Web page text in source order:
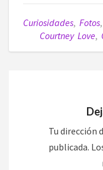
Curiosidades, Fotos,
Courtney Love,
Tu dirección
publicada.